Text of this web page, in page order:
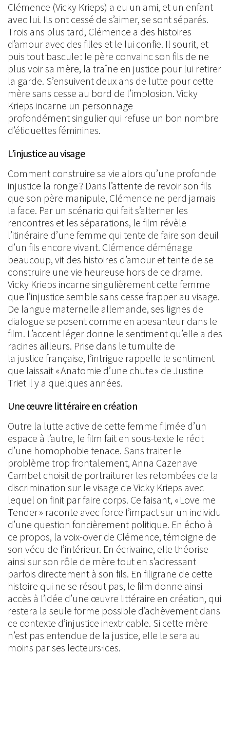
Clémence (Vicky Krieps) a eu un ami, et un enfant
avec lui. Ils ont cessé de s’aimer, se sont séparés.
Trois ans plus tard, Clémence a des histoires
d’amour avec des filles et le lui confie. Il sourit, et
puis tout bascule : le père convainc son fils de ne
plus voir sa mère, la traîne en justice pour lui retirer
la garde. S’ensuivent deux ans de lutte pour cette
mère sans cesse au bord de l’implosion. Vicky
Krieps incarne un personnage
profondément singulier qui refuse un bon nombre
d’étiquettes féminines.
L’injustice au visage
Comment construire sa vie alors qu’une profonde
injustice la ronge ? Dans l’attente de revoir son fils
que son père manipule, Clémence ne perd jamais
la face. Par un scénario qui fait s’alterner les
rencontres et les séparations, le film révèle
l’itinéraire d’une femme qui tente de faire son deuil
d’un fils encore vivant. Clémence déménage
beaucoup, vit des histoires d’amour et tente de se
construire une vie heureuse hors de ce drame.
Vicky Krieps incarne singulièrement cette femme
que l’injustice semble sans cesse frapper au visage.
De langue maternelle allemande, ses lignes de
dialogue se posent comme en apesanteur dans le
film. L’accent léger donne le sentiment qu’elle a des
racines ailleurs. Prise dans le tumulte de
la justice française, l’intrigue rappelle le sentiment
que laissait « Anatomie d’une chute » de Justine
Triet il y a quelques années.
Une œuvre littéraire en création
Outre la lutte active de cette femme filmée d’un
espace à l’autre, le film fait en sous-texte le récit
d’une homophobie tenace. Sans traiter le
problème trop frontalement, Anna Cazenave
Cambet choisit de portraiturer les retombées de la
discrimination sur le visage de Vicky Krieps avec
lequel on finit par faire corps. Ce faisant, « Love me
Tender » raconte avec force l’impact sur un individu
d’une question foncièrement politique. En écho à
ce propos, la voix-over de Clémence, témoigne de
son vécu de l’intérieur. En écrivaine, elle théorise
ainsi sur son rôle de mère tout en s’adressant
parfois directement à son fils. En filigrane de cette
histoire qui ne se résout pas, le film donne ainsi
accès à l’idée d’une œuvre littéraire en création, qui
restera la seule forme possible d’achèvement dans
ce contexte d’injustice inextricable. Si cette mère
n’est pas entendue de la justice, elle le sera au
moins par ses lecteurs·ices.